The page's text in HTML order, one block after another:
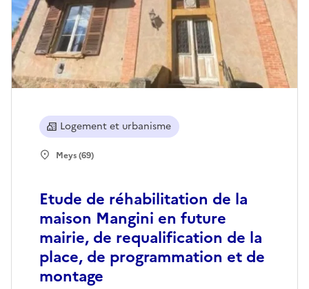
Etude de réhabilitation de la
maison Mangini en future
mairie, de requalification de la
place, de programmation et de
montage
Logement et urbanisme
Meys (69)